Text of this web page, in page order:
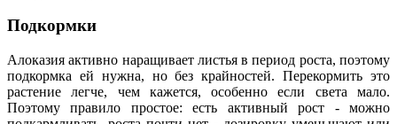
Подкормки
Алоказия активно наращивает листья в период роста, поэтому
подкормка ей нужна, но без крайностей. Перекормить это
растение легче, чем кажется, особенно если света мало.
Поэтому правило простое: есть активный рост - можно